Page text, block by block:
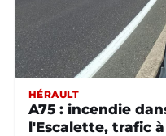
HÉRAULT
A75 : incendie
l'Escalette, trafic